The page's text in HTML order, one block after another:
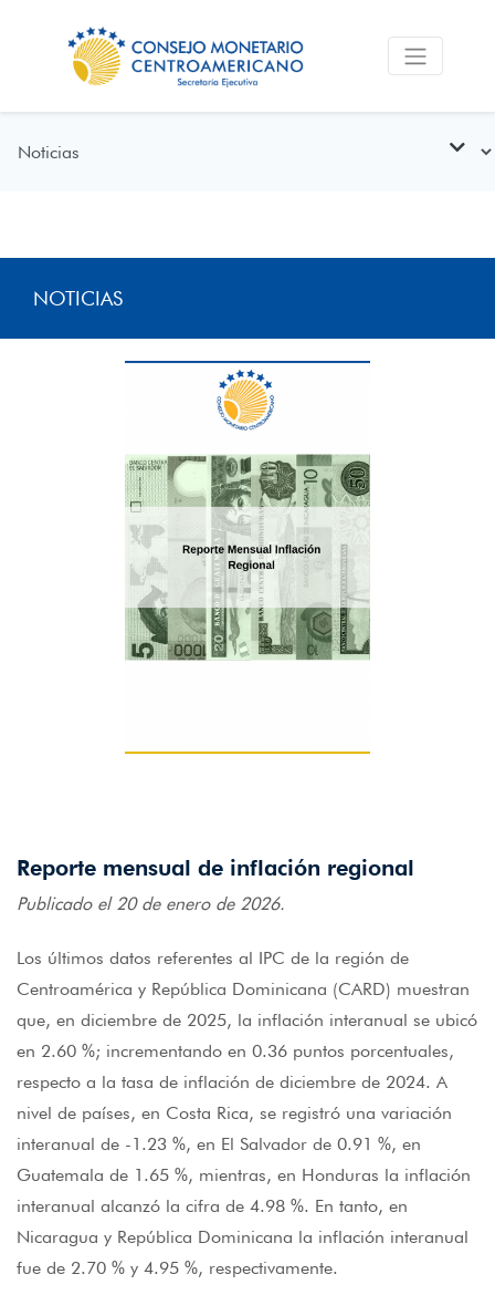
NOTICIAS
Reporte mensual de inflación regional
Publicado el 20 de enero de 2026.
Los últimos datos referentes al IPC de la región de
Centroamérica y República Dominicana (CARD) muestran
que, en diciembre de 2025, la inflación interanual se ubicó
en 2.60 %; incrementando en 0.36 puntos porcentuales,
respecto a la tasa de inflación de diciembre de 2024. A
nivel de países, en Costa Rica, se registró una variación
interanual de -1.23 %, en El Salvador de 0.91 %, en
Guatemala de 1.65 %, mientras, en Honduras la inflación
interanual alcanzó la cifra de 4.98 %. En tanto, en
Nicaragua y República Dominicana la inflación interanual
fue de 2.70 % y 4.95 %, respectivamente.